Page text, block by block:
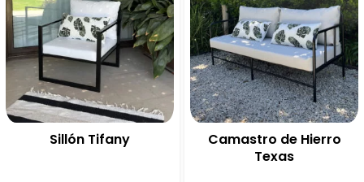
Sillón Tifany
Camastro de Hierro
Texas